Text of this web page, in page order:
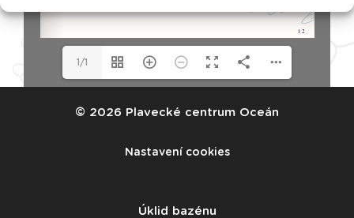
1/1
© 2026 Plavecké centrum Oceán
Nastavení cookies
Úklid bazénu